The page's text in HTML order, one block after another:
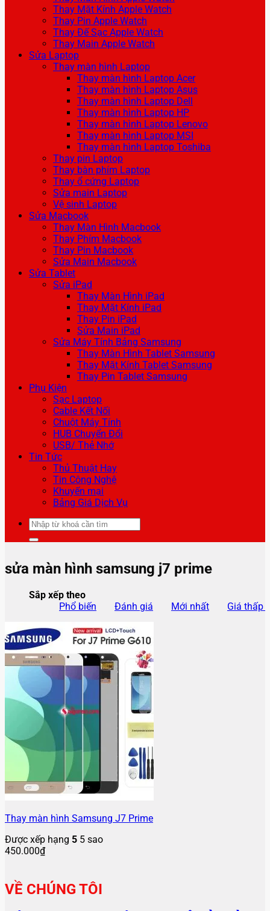
Thay Mặt Kính Apple Watch
Thay Pin Apple Watch
Thay Đế Sạc Apple Watch
Thay Main Apple Watch
Sửa Laptop
Thay màn hình Laptop
Thay màn hình Laptop Acer
Thay màn hình Laptop Asus
Thay màn hình Laptop Dell
Thay màn hình Laptop HP
Thay màn hình Laptop Lenovo
Thay màn hình Laptop MSI
Thay màn hình Laptop Toshiba
Thay pin Laptop
Thay bàn phím Laptop
Thay ổ cứng Laptop
Sửa main Laptop
Vệ sinh Laptop
Sửa Macbook
Thay Màn Hình Macbook
Thay Phím Macbook
Thay Pin Macbook
Sửa Main Macbook
Sửa Tablet
Sửa iPad
Thay Màn Hình iPad
Thay Mặt Kính iPad
Thay Pin iPad
Sửa Main iPad
Sửa Máy Tính Bảng Samsung
Thay Màn Hình Tablet Samsung
Thay Mặt Kính Tablet Samsung
Thay Pin Tablet Samsung
Phụ Kiện
Sạc Laptop
Cable Kết Nối
Chuột Máy Tính
HUB Chuyển Đổi
USB/ Thẻ Nhớ
Tin Tức
Thủ Thuật Hay
Tin Công Nghệ
Khuyến mại
Bảng Giá Dịch Vụ
Tìm
kiếm:
sửa màn hình samsung j7 prime
Sắp xếp theo
Phổ biến
Đánh giá Mới nhất Giá thấp
Thay màn hình Samsung J7 Prime
Được xếp hạng 5 5 sao
450.000₫
VỀ CHÚNG TÔI